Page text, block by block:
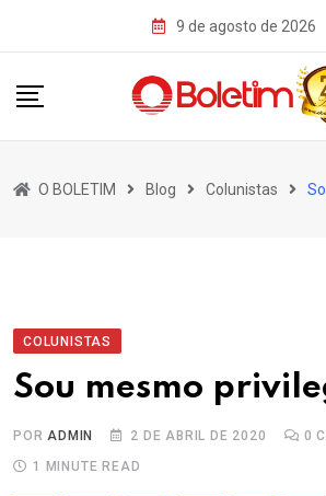
9 de agosto de 2026
O BOLETIM Blog Colunistas
COLUNISTAS
Sou mesmo
PORADMIN 2 DE ABRIL DE 2020 0
1 MINUTE READ